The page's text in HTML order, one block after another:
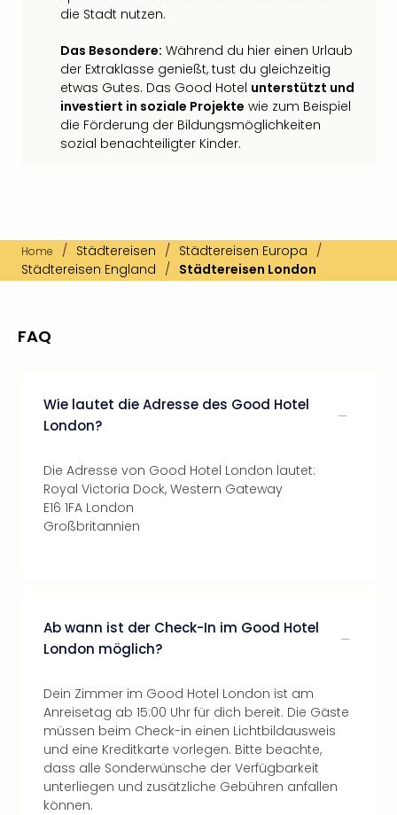
die Stadt nutzen.
Das Besondere: Während du hier einen Urlaub
der Extraklasse genießt, tust du gleichzeitig
etwas Gutes. Das Good Hotel unterstützt und
investiert in soziale Projekte wie zum Beispiel
die Förderung der Bildungsmöglichkeiten
sozial benachteiligter Kinder.
Home / Städtereisen / Städtereisen Europa /
Städtereisen England / Städtereisen London
FAQ
Wie lautet die Adresse des Good Hotel
London?
Die Adresse von Good Hotel London lautet:
Royal Victoria Dock, Western Gateway
E16 1FA London
Großbritannien
Ab wann ist der Check-In im Good Hotel
London möglich?
Dein Zimmer im Good Hotel London ist am
Anreisetag ab 15:00 Uhr für dich bereit. Die Gäste
müssen beim Check-in einen Lichtbildausweis
und eine Kreditkarte vorlegen. Bitte beachte,
dass alle Sonderwünsche der Verfügbarkeit
unterliegen und zusätzliche Gebühren anfallen
können.